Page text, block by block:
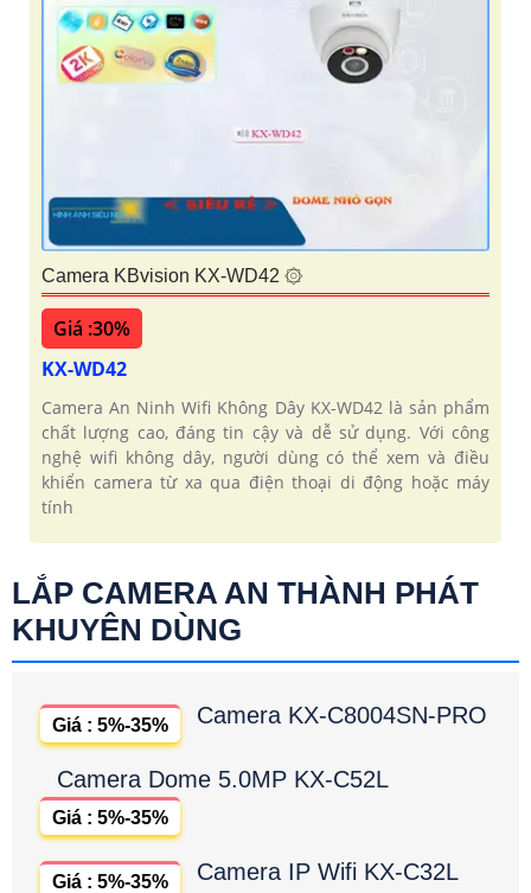
Camera KBvision KX-WD42 ۞
Giá :30%
KX-WD42
Camera An Ninh Wifi Không Dây KX-WD42 là sản phẩm
chất lượng cao, đáng tin cậy và dễ sử dụng. Với công
nghệ wifi không dây, người dùng có thể xem và điều
khiển camera từ xa qua điện thoại di động hoặc máy
tính
LẮP CAMERA AN THÀNH PHÁT
KHUYÊN DÙNG
Camera KX-C8004SN-PRO
Giá : 5%-35%
Camera Dome 5.0MP KX-C52L
Giá : 5%-35%
Camera IP Wifi KX-C32L
Giá : 5%-35%